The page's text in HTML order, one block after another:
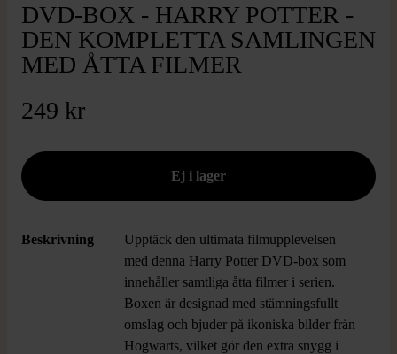
DVD-BOX - HARRY POTTER -
DEN KOMPLETTA SAMLINGEN
MED ÅTTA FILMER
249 kr
Beskrivning
Upptäck den ultimata filmupplevelsen
med denna Harry Potter DVD-box som
innehåller samtliga åtta filmer i serien.
Boxen är designad med stämningsfullt
omslag och bjuder på ikoniska bilder från
Hogwarts, vilket gör den extra snygg i